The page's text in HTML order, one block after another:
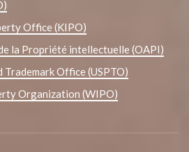
Office (KIPO)
la Propriété intellectuelle (OAPI)
Office (USPTO)
Organization (WIPO)